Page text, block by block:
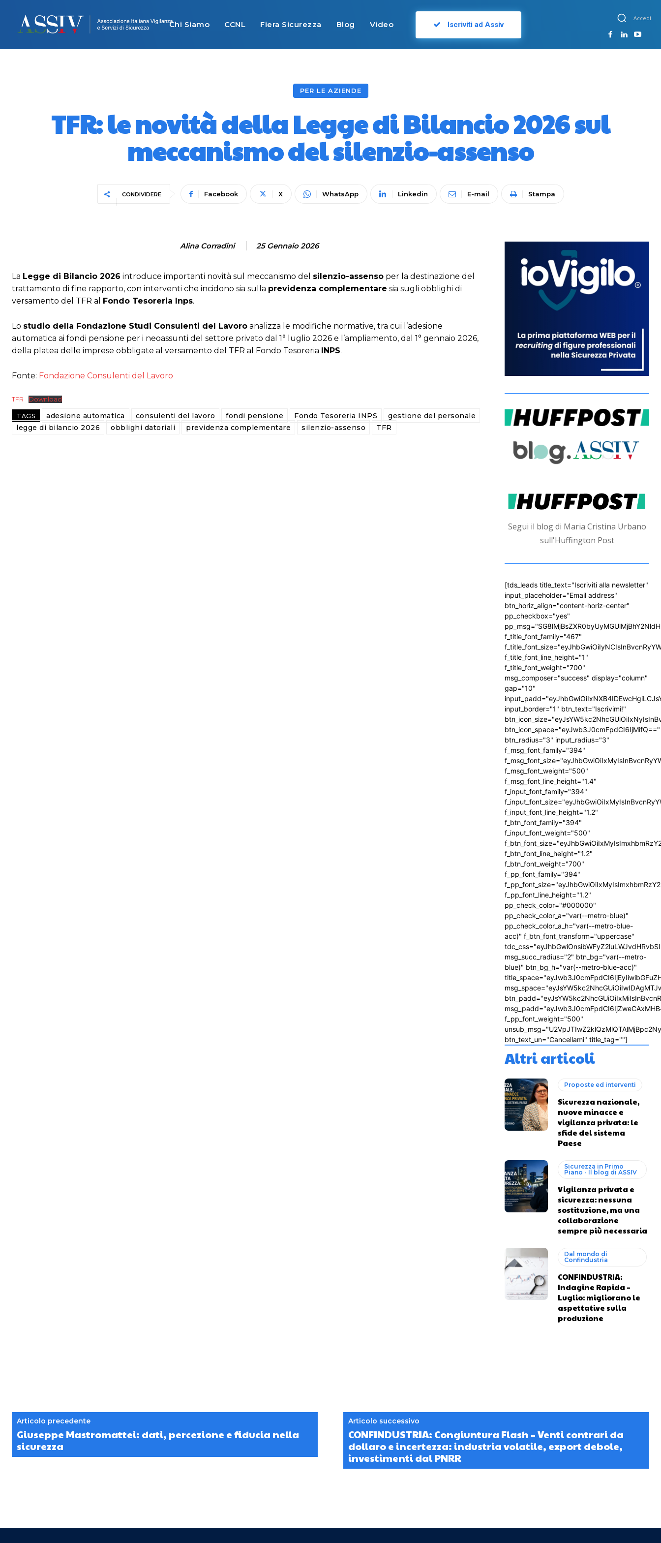
Chi Siamo CCNL Fiera Sicurezza Blog Video Iscriviti ad Assiv
Accedi
PER LE AZIENDE
TFR: le novità della Legge di Bilancio 2026 sul
meccanismo del silenzio-assenso
CONDIVIDERE Facebook X WhatsApp Linkedin E-mail Stampa
Alina Corradini 25 Gennaio 2026
La Legge di Bilancio 2026 introduce importanti novità sul meccanismo del silenzio-assenso per la destinazione del
trattamento di fine rapporto, con interventi che incidono sia sulla previdenza complementare sia sugli obblighi di
versamento del TFR al Fondo Tesoreria Inps.
Lo studio della Fondazione Studi Consulenti del Lavoro analizza le modifiche normative, tra cui l’adesione
automatica ai fondi pensione per i neoassunti del settore privato dal 1° luglio 2026 e l’ampliamento, dal 1° gennaio 2026,
della platea delle imprese obbligate al versamento del TFR al Fondo Tesoreria INPS.
Fonte: Fondazione Consulenti del Lavoro
TFR Download
TAGS adesione automatica consulenti del lavoro fondi pensione Fondo Tesoreria INPS
gestione del personale
legge di bilancio 2026
obblighi datoriali previdenza complementare silenzio-assenso TFR
Segui il blog di Maria Cristina Urbano
sull'Huffington Post
[tds_leads title_text="Iscriviti alla newsletter"
input_placeholder="Email address"
btn_horiz_align="content-horiz-center"
pp_checkbox="yes"
f_title_font_family="467"
f_title_font_line_height="1"
f_title_font_weight="700"
msg_composer="success" display="column"
gap="10"
input_border="1" btn_text="Iscrivimi!"
btn_icon_space="eyJwb3J0cmFpdCI6IjMifQ=="
btn_radius="3" input_radius="3"
f_msg_font_family="394"
f_msg_font_weight="500"
f_msg_font_line_height="1.4"
f_input_font_family="394"
f_input_font_line_height="1.2"
f_btn_font_family="394"
f_input_font_weight="500"
f_btn_font_line_height="1.2"
f_btn_font_weight="700"
f_pp_font_family="394"
f_pp_font_line_height="1.2"
pp_check_color="#000000"
pp_check_color_a="var(--metro-blue)"
pp_check_color_a_h="var(--metro-blue-
acc)" f_btn_font_transform="uppercase"
msg_succ_radius="2" btn_bg="var(--metro-
blue)" btn_bg_h="var(--metro-blue-acc)"
f_pp_font_weight="500"
btn_text_un="Cancellami" title_tag=""]
Altri articoli
Proposte ed interventi
Sicurezza nazionale,
nuove minacce e
vigilanza privata: le
sfide del sistema
Paese
Sicurezza in Primo
Piano - Il blog di ASSIV
Vigilanza privata e
sicurezza: nessuna
sostituzione, ma una
collaborazione
sempre più necessaria
Dal mondo di
Confindustria
CONFINDUSTRIA:
Indagine Rapida –
Luglio: migliorano le
aspettative sulla
produzione
Articolo precedente
Giuseppe Mastromattei: dati, percezione e fiducia nella
sicurezza
Articolo successivo
CONFINDUSTRIA: Congiuntura Flash – Venti contrari da
dollaro e incertezza: industria volatile, export debole,
investimenti dal PNRR